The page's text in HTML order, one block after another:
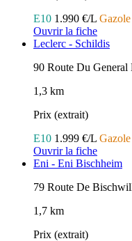
E10 1.990 €/L Gazole
Ouvrir la fiche
Leclerc - Schildis
90 Route Du
1,3 km
Prix (extrait)
E10 1.999 €/L Gazole
Ouvrir la fiche
Eni - Eni Bischheim
79 Route De
1,7 km
Prix (extrait)